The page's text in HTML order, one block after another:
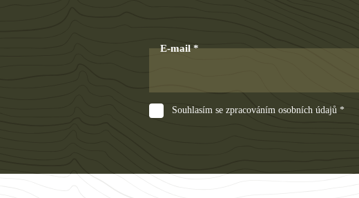
E-mail
Souhlasím se zpracováním osobních údajů *